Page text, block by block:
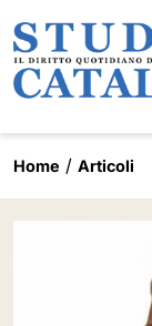
Home Articoli